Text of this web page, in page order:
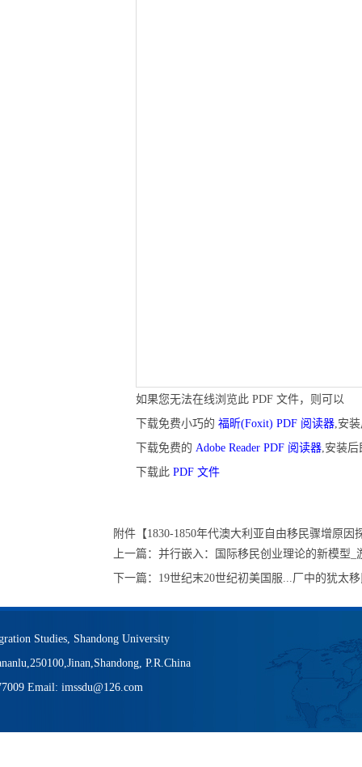
如果您无法在线浏览此 PDF 文件，则可以
下载免费小巧的 福昕(Foxit) PDF 阅读器,安
下载免费的 Adobe Reader PDF 阅读器,安装
下载此 PDF 文件
附件【1830-1850年代澳大利亚自由移民骤增原因
上一篇： 并行嵌入：国际移民创业理论的新模型_
下一篇： 19世纪末20世纪初美国服...厂中的犹太
Studies, Shandong University
P.R.China
Email: imssdu@126.com